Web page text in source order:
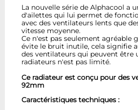
La nouvelle série de Alphacool a
d'ailettes qui lui permet de
avec des ventilateurs lents que
vitesse moyenne.
Ce n'est pas seulement agréable
évite le bruit inutile, cela signifie
des ventilateurs qui peuvent être
radiateurs n'est pas limité.
Ce radiateur est conçu pour des
92mm
Caractéristiques techniques :